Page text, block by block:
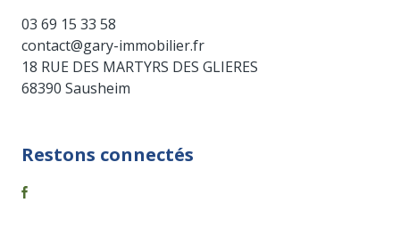
03 69 15 33 58
contact@gary-immobilier.fr
18 RUE DES MARTYRS DES GLIERES
68390 Sausheim
Restons connectés